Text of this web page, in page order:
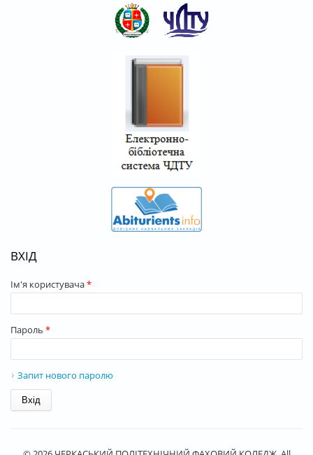
ВХІД
Ім'я користувача*
Пароль *
Запит нового паролю